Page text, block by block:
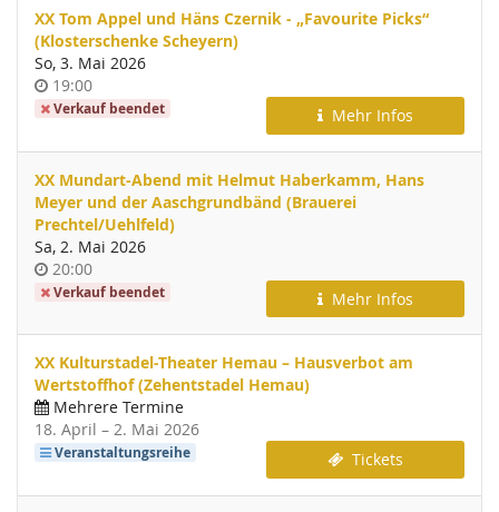
XX Tom Appel und Häns Czernik - „Favourite Picks“
(Klosterschenke Scheyern)
So, 3. Mai 2026
Uhrzeit
19:00
Verkauf beendet Mehr Infos
XX Mundart-Abend mit Helmut Haberkamm, Hans
Meyer und der Aaschgrundbänd (Brauerei
Prechtel/Uehlfeld)
Sa, 2. Mai 2026
Uhrzeit
20:00
Verkauf beendet Mehr Infos
XX Kulturstadel-Theater Hemau – Hausverbot am
Wertstoffhof (Zehentstadel Hemau)
Mehrere Termine
18. April –bis
2. Mai 2026
Veranstaltungsreihe Tickets